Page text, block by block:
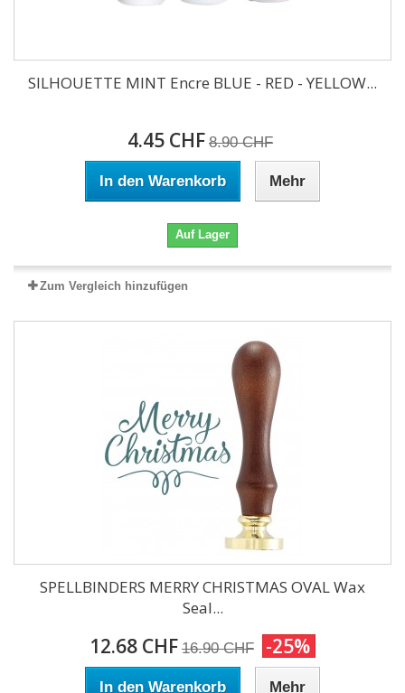
SILHOUETTE MINT Encre BLUE - RED - YELLOW...
4.45 CHF 8.90 CHF
In den Warenkorb Mehr
Auf Lager
Zum Vergleich hinzufügen
SPELLBINDERS MERRY CHRISTMAS OVAL Wax
Seal...
12.68 CHF 16.90 CHF -25%
In den Warenkorb Mehr